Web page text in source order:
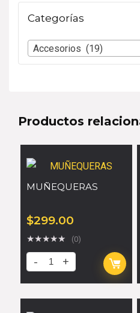
Categorías
Accesorios (19)
Productos
MUÑEQUERAS
$299.00
★★★★★ (0)